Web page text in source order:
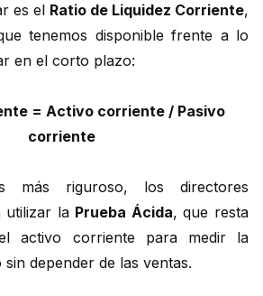
es el Ratio de Liquidez Corriente,
tenemos disponible frente a lo
en el corto plazo:
= Activo corriente / Pasivo
corriente
más riguroso, los directores
utilizar la Prueba Ácida, que resta
activo corriente para medir la
depender de las ventas.